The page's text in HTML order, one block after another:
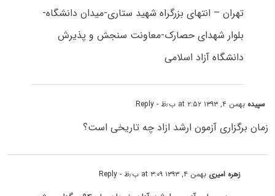
تهران – انتهای بزرگراه شهید ستاری-میدان دانشگاه-
بلوار شهدای حصارک-معاونت سنجش و پذیرش
دانشگاه آزاد اسلامی
سپیده بهمن ۴, ۱۳۹۳ at ۲:۵۲ ب٫ظ - Reply
زمان برگزاری آزمون ارشد ازاد چه تاریخی است؟
زهره امیری بهمن ۴, ۱۳۹۳ at ۳:۰۹ ب٫ظ - Reply